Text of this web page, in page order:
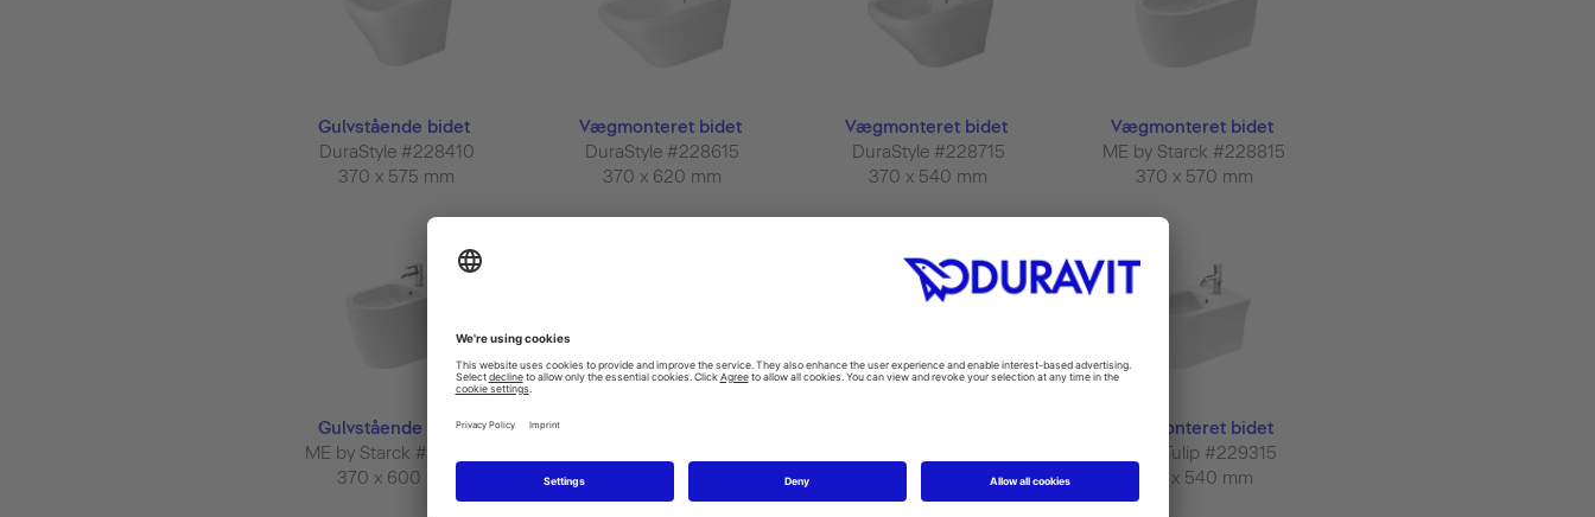
Gulvstående bidet
DuraStyle #228410
370 x 575 mm
Vægmonteret bidet
DuraStyle #228615
370 x 620 mm
Vægmonteret bidet
DuraStyle #228715
370 x 540 mm
Vægmonteret bidet
ME by Starck #228815
370 x 570 mm
Gulvstående bidet
ME by Starck #228910
370 x 600 mm
370 x 580 mm
Vægmonteret bidet
White Tulip #229315
370 x 540 mm